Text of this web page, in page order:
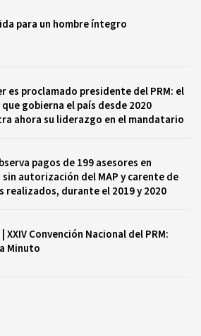
para un hombre íntegro
es proclamado presidente del PRM: el
gobierna el país desde 2020
ahora su liderazgo en el mandatario
pagos de 199 asesores en
sin autorización del MAP y carente de
realizados, durante el 2019 y 2020
| XXIV Convención Nacional del PRM:
Minuto